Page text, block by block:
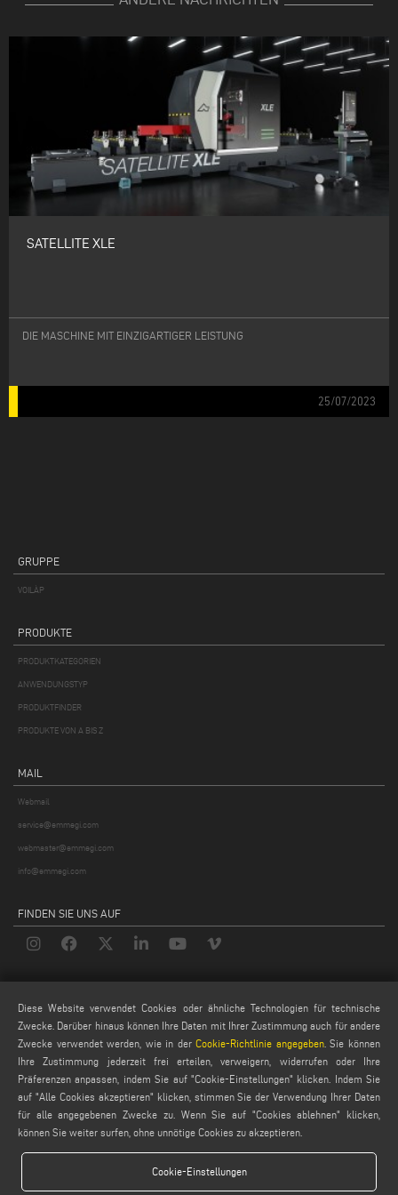
SATELLITE XLE
DIE MASCHINE MIT EINZIGARTIGER LEISTUNG
25/07/2023
GRUPPE
VOILÀP
PRODUKTE
PRODUKTKATEGORIEN
ANWENDUNGSTYP
PRODUKTFINDER
PRODUKTE VON A BIS Z
MAIL
Webmail
service@emmegi.com
webmaster@emmegi.com
info@emmegi.com
FINDEN SIE UNS AUF
LEGAL NOTES
COOKIE POLICY
GENERAL TERMS AND CONDITIONS OF SALE
ALLGEMEINE VERTRIEBSBEDINGUNGEN
COOKIES EINSTELLUNGEN
Diese Website verwendet Cookies oder ähnliche Technologien für technische
Zwecke. Darüber hinaus können Ihre Daten mit Ihrer Zustimmung auch für andere
Zwecke verwendet werden, wie in derCookie-Richtlinie angegeben. Sie können
Ihre Zustimmung jederzeit frei erteilen, verweigern, widerrufen oder Ihre
Präferenzen anpassen, indem Sie auf "Cookie-Einstellungen" klicken. Indem Sie
auf "Alle Cookies akzeptieren" klicken, stimmen Sie der Verwendung Ihrer Daten
für alle angegebenen Zwecke zu. Wenn Sie auf "Cookies ablehnen" klicken,
können Sie weiter surfen, ohne unnötige Cookies zu akzeptieren.
Cookie-Einstellungen